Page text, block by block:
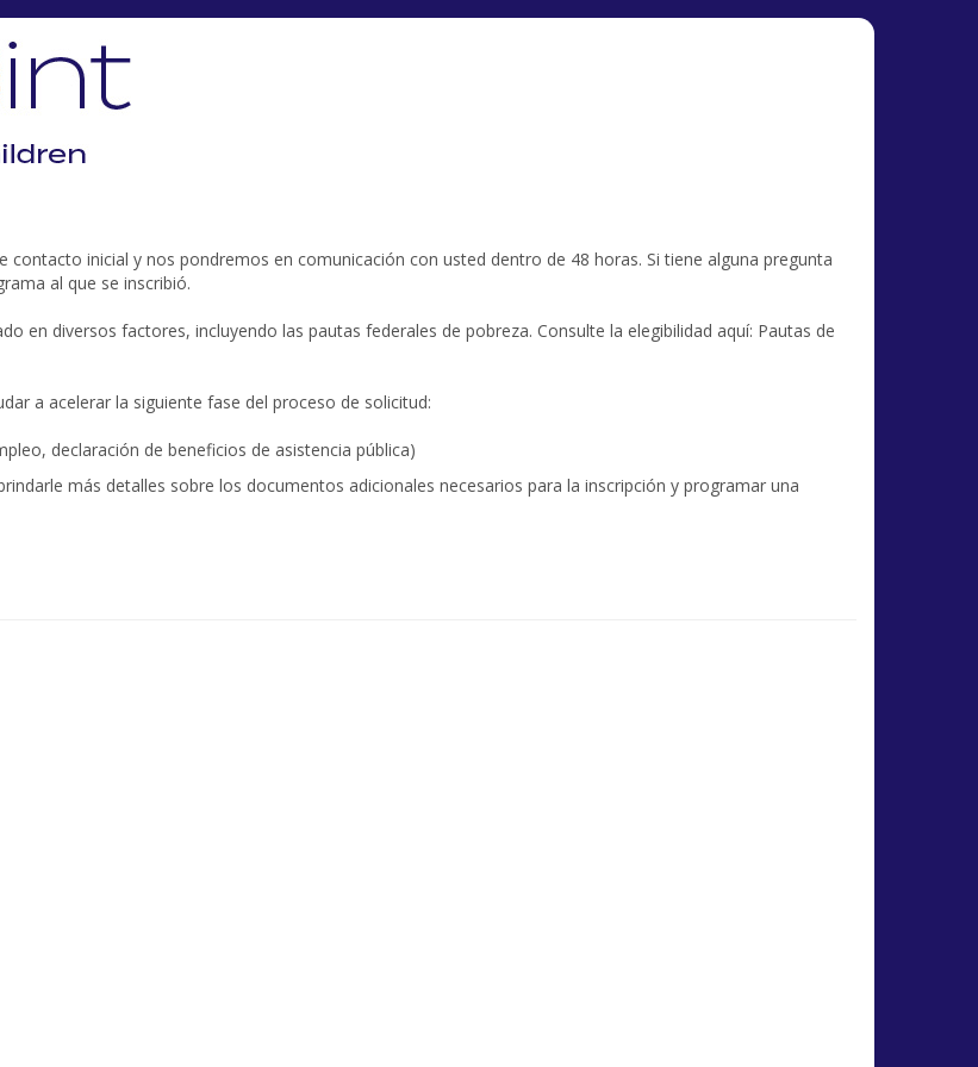
inicial y nos pondremos en comunicación con usted dentro de 48 horas. Si tiene alguna pregunta
al que se inscribió.
en diversos factores, incluyendo las pautas federales de pobreza. Consulte la elegibilidad aquí: Pautas de
a acelerar la siguiente fase del proceso de solicitud:
declaración de beneficios de asistencia pública)
más detalles sobre los documentos adicionales necesarios para la inscripción y programar una